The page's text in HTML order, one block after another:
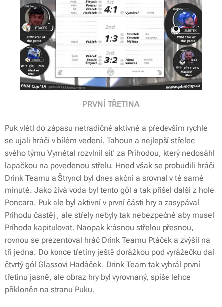
PRVNÍ TŘETINA
Puk vlétl do zápasu netradičně aktivně a především rychle
se ujali hráči v bílém vedení. Tahoun a nejlepší střelec
svého týmu Vymětal rozvlnil síť za Príhodou, který nedosáhl
lapačkou na povedenou střelu. Hned však se probudili hráči
Drink Teamu a Štryncl byl dnes akční a srovnal v té samé
minutě. Jako živá voda byl tento gól a tak přišel další z hole
Poncara. Puk ale byl aktivní v první části hry a zasypával
Príhodu častěji, ale střely nebyly tak nebezpečné aby musel
Príhoda kapitulovat. Naopak krásnou střelou přesnou,
rovnou se prezentoval hráč Drink Teamu Ptáček a zvýšil na
tři jedna. Do konce třetiny ještě dorážkou pod vyrážečku dal
čtvrtý gól Glassovi Hadáček. Drink Team tak vyhrál první
třetinu jasně, ale obraz hry byl vyrovnaný, spíše lehce
přikloněn na stranu Puku.